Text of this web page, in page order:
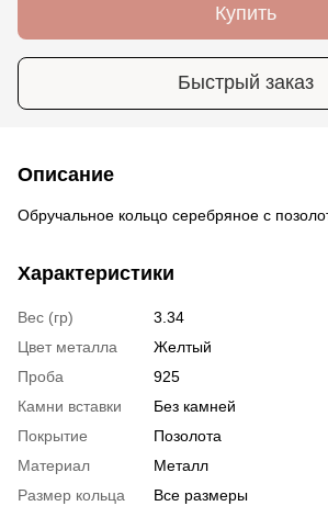
Купить
Быстрый заказ
Описание
Обручальное кольцо серебряное с
Характеристики
Вес (гр)
3.34
Цвет металла
Желтый
Проба
925
Камни вставки
Без камней
Покрытие
Позолота
Материал
Металл
Размер кольца
Все размеры